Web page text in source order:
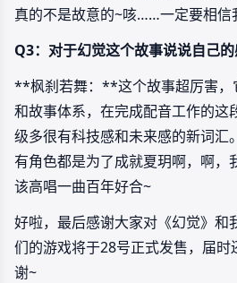
真的不是故意的~咳……一定要相信
Q3：对于幻觉这个故事说说自己的
**枫刹若舞：**这个故事超厉害，
和故事体系，在完成配音工作的这
级多很有科技感和未来感的新词汇
有角色都是为了成就夏玥啊，啊，
该高唱一曲百年好合~
好啦，最后感谢大家对《幻觉》和
们的游戏将于28号正式发售，届
谢~